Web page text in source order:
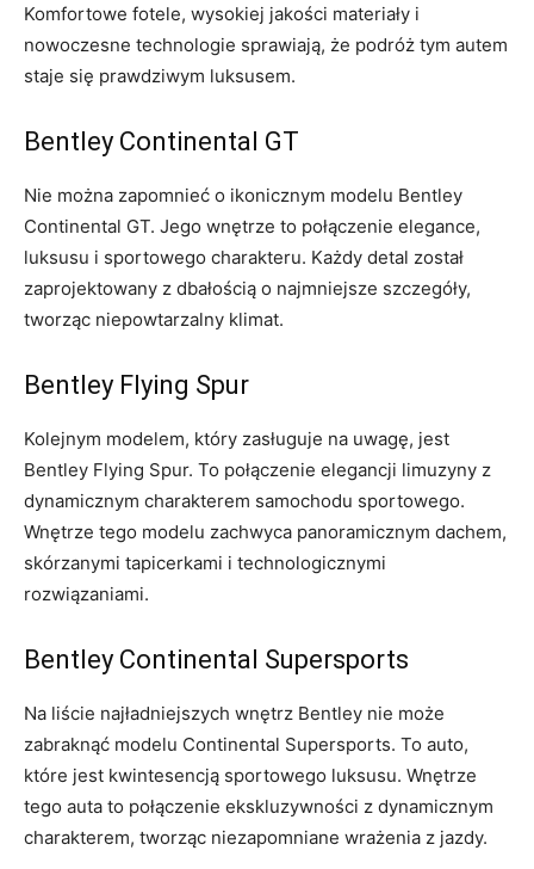
⁢Komfortowe fotele, ⁣wysokiej jakości materiały i
nowoczesne technologie sprawiają, że⁤ podróż tym autem
⁢staje się prawdziwym⁣ luksusem.
Bentley⁣ Continental‍ GT
Nie‍ można zapomnieć o ikonicznym⁤ modelu Bentley
Continental GT. Jego wnętrze to połączenie elegance,⁤
luksusu i​ sportowego⁤ charakteru. Każdy ‍detal został
zaprojektowany⁢ z dbałością o najmniejsze szczegóły,
⁤tworząc ​niepowtarzalny⁤ klimat.
Bentley Flying Spur
Kolejnym modelem, który zasługuje na uwagę, jest
Bentley ‍Flying Spur. To połączenie elegancji limuzyny z
dynamicznym charakterem ‌samochodu sportowego.
⁢Wnętrze tego⁢ modelu zachwyca‌ panoramicznym dachem,
skórzanymi ‌tapicerkami ​i technologicznymi
rozwiązaniami.
Bentley Continental Supersports
Na liście najładniejszych wnętrz⁤ Bentley nie może
zabraknąć modelu Continental Supersports. To auto,‌
które jest kwintesencją sportowego ‍luksusu. Wnętrze
⁢tego ⁢auta ⁢to‌ połączenie ekskluzywności z dynamicznym ​
charakterem, tworząc niezapomniane wrażenia z​ jazdy.